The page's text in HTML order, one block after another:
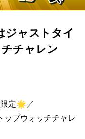
ジャストタイ
チャレン
定🌟／
プウォッチチャレ